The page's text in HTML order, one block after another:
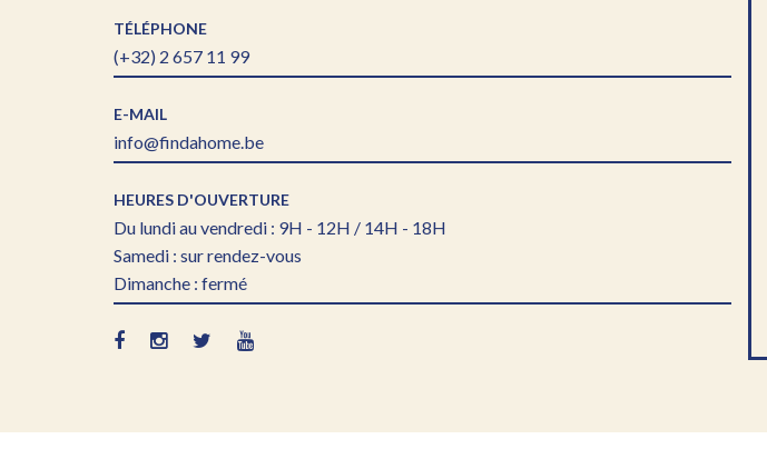
TÉLÉPHONE
(+32) 2 657 11 99
E-MAIL
info@findahome.be
HEURES D'OUVERTURE
Du lundi au vendredi : 9H - 12H / 14H - 18H
Samedi : sur rendez-vous
Dimanche : fermé